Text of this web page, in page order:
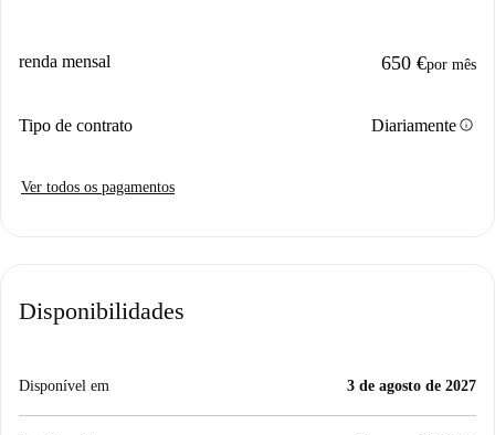
renda mensal 650 €por mês
Tipo de contrato Diariamenteinfo
Ver todos os pagamentos
Disponibilidades
Disponível em 3 de agosto de 2027